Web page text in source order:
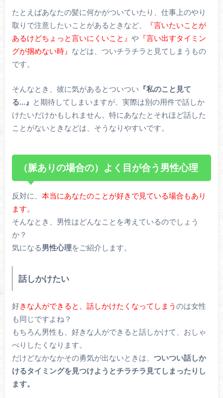
たとえばあなたの髪に何かがついていたり、仕事上のやり
取りで注意したいことがあるときなど、
『言いたいことが
あるけどちょっと言いにくいこと』 や『言い出すタイミン
グが掴めない時』 などは、ついチラチラと見てしまうもの
です。
そんなとき、彼に気があるとついつい 『私のこと見て
る…』 と期待してしまいますが、実際は別の用件で話しか
けたいだけかもしれません。特にあなたとそれほど話した
ことがないときなどは、そうなりやすいです。
（脈ありの場合の）よく目が合う男性心理
反対に、 本当にあなたのことが好きで見ている場合もあり
ます。
そんなとき、男性はどんなことを考えているのでしょう
か？
気になる男性心理をご紹介します。
話しかけたい
好きな人ができると、話しかけたくなってしまう のは女性
も同じですよね？
もちろん男性も、好きな人ができると話しかけて、おしゃ
べりしたくなります。
だけどなかなかその勇気が出ないときは、 ついつい話しか
けるタイミングを見つけようとチラチラ見てしまったりし
ます。